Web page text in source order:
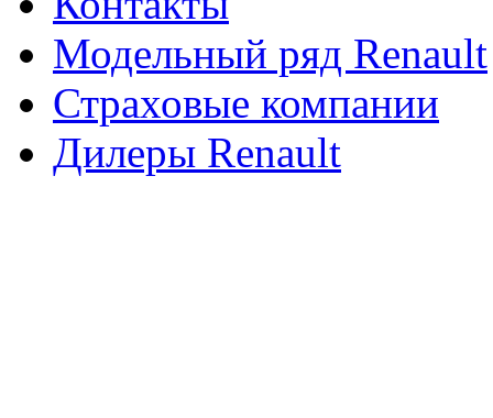
Модельный ряд Renault
Страховые компании
Дилеры Renault